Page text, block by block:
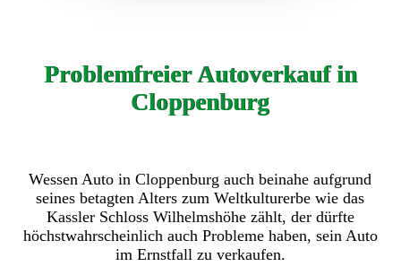
Problemfreier Autoverkauf in
Cloppenburg
Wessen Auto in Cloppenburg auch beinahe aufgrund
seines betagten Alters zum Weltkulturerbe wie das
Kassler Schloss Wilhelmshöhe zählt, der dürfte
höchstwahrscheinlich auch Probleme haben, sein Auto
im Ernstfall zu verkaufen.